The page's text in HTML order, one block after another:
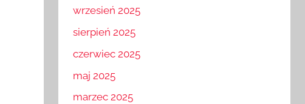
wrzesień 2025
sierpień 2025
czerwiec 2025
maj 2025
marzec 2025